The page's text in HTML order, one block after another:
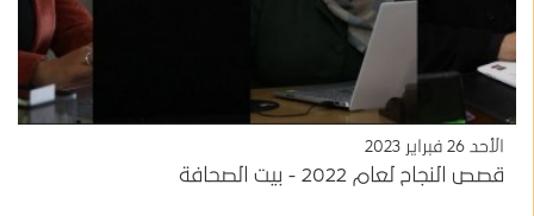
الأحد 26 فبراير 2023
قصص النجاح لعام 2022 - بيت الصحافة